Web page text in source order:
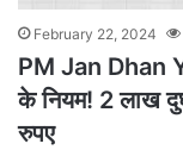
February 22, 2024
PM Jan Dhan
के नियम! 2 लाख
रुपए